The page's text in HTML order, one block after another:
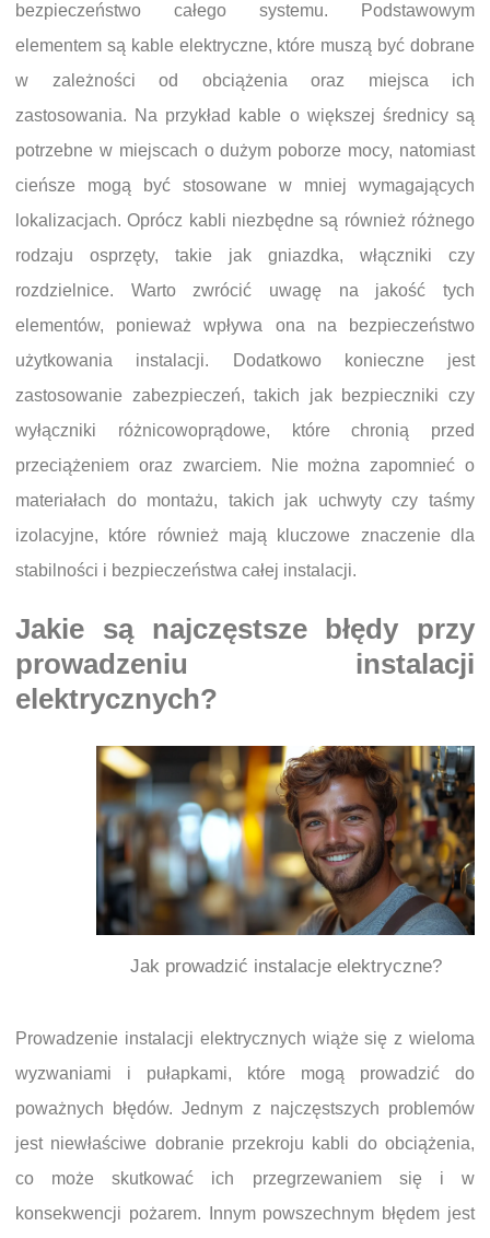
bezpieczeństwo całego systemu. Podstawowym
elementem są kable elektryczne, które muszą być dobrane
w zależności od obciążenia oraz miejsca ich
zastosowania. Na przykład kable o większej średnicy są
potrzebne w miejscach o dużym poborze mocy, natomiast
cieńsze mogą być stosowane w mniej wymagających
lokalizacjach. Oprócz kabli niezbędne są również różnego
rodzaju osprzęty, takie jak gniazdka, włączniki czy
rozdzielnice. Warto zwrócić uwagę na jakość tych
elementów, ponieważ wpływa ona na bezpieczeństwo
użytkowania instalacji. Dodatkowo konieczne jest
zastosowanie zabezpieczeń, takich jak bezpieczniki czy
wyłączniki różnicowoprądowe, które chronią przed
przeciążeniem oraz zwarciem. Nie można zapomnieć o
materiałach do montażu, takich jak uchwyty czy taśmy
izolacyjne, które również mają kluczowe znaczenie dla
stabilności i bezpieczeństwa całej instalacji.
Jakie są najczęstsze błędy przy
prowadzeniu instalacji
elektrycznych?
Jak prowadzić instalacje elektryczne?
Prowadzenie instalacji elektrycznych wiąże się z wieloma
wyzwaniami i pułapkami, które mogą prowadzić do
poważnych błędów. Jednym z najczęstszych problemów
jest niewłaściwe dobranie przekroju kabli do obciążenia,
co może skutkować ich przegrzewaniem się i w
konsekwencji pożarem. Innym powszechnym błędem jest